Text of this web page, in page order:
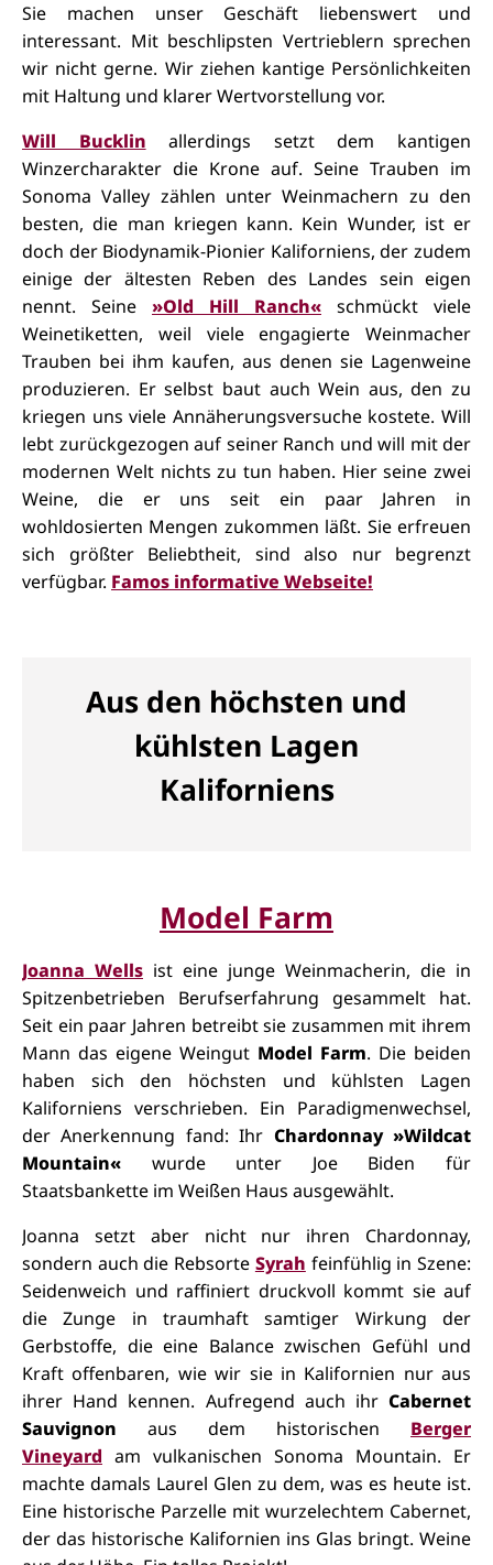
Sie machen unser Geschäft liebenswert und
interessant. Mit beschlipsten Vertrieblern sprechen
wir nicht gerne. Wir ziehen kantige Persönlichkeiten
mit Haltung und klarer Wertvorstellung vor.
Will Bucklin allerdings setzt dem kantigen
Winzercharakter die Krone auf. Seine Trauben im
Sonoma Valley zählen unter Weinmachern zu den
besten, die man kriegen kann. Kein Wunder, ist er
doch der Biodynamik-Pionier Kaliforniens, der zudem
einige der ältesten Reben des Landes sein eigen
nennt. Seine »Old Hill Ranch« schmückt viele
Weinetiketten, weil viele engagierte Weinmacher
Trauben bei ihm kaufen, aus denen sie Lagenweine
produzieren. Er selbst baut auch Wein aus, den zu
kriegen uns viele Annäherungsversuche kostete. Will
lebt zurückgezogen auf seiner Ranch und will mit der
modernen Welt nichts zu tun haben. Hier seine zwei
Weine, die er uns seit ein paar Jahren in
wohldosierten Mengen zukommen läßt. Sie erfreuen
sich größter Beliebtheit, sind also nur begrenzt
verfügbar. Famos informative Webseite!
Aus den höchsten und
kühlsten Lagen
Kaliforniens
Model Farm
Joanna Wells ist eine junge Weinmacherin, die in
Spitzenbetrieben Berufserfahrung gesammelt hat.
Seit ein paar Jahren betreibt sie zusammen mit ihrem
Mann das eigene Weingut Model Farm. Die beiden
haben sich den höchsten und kühlsten Lagen
Kaliforniens verschrieben. Ein Paradigmenwechsel,
der Anerkennung fand: Ihr Chardonnay »Wildcat
Mountain« wurde unter Joe Biden für
Staatsbankette im Weißen Haus ausgewählt.
Joanna setzt aber nicht nur ihren Chardonnay,
sondern auch die Rebsorte Syrah feinfühlig in Szene:
Seidenweich und raffiniert druckvoll kommt sie auf
die Zunge in traumhaft samtiger Wirkung der
Gerbstoffe, die eine Balance zwischen Gefühl und
Kraft offenbaren, wie wir sie in Kalifornien nur aus
ihrer Hand kennen. Aufregend auch ihr Cabernet
Sauvignon aus dem historischen Berger
Vineyard am vulkanischen Sonoma Mountain. Er
machte damals Laurel Glen zu dem, was es heute ist.
Eine historische Parzelle mit wurzelechtem Cabernet,
der das historische Kalifornien ins Glas bringt. Weine